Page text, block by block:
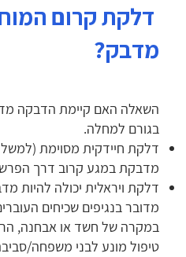
דלקת קרום
מדבק?
השאלה האם קיימת הדבקה
בגורם למחלה.
דלקת חיידקית מסוימת (למשל
מדבקת במגע קרוב דרך
דלקת ויראלית יכולה להיות
מדובר בנגיפים שכיחים
במקרה של חשד או אבחנה,
טיפול מונע לבני משפחה/